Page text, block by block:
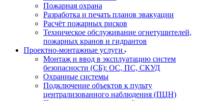
Пожарная охрана
Разработка и печать планов эвакуации
Расчёт пожарных рисков
Техническое обслуживание огнетушителей,
пожарных кранов и гидрантов
Проектно-монтажные услуги
Монтаж и ввод в эксплуатацию систем
безопасности (СБ): ОС, ПС, СКУД
Охранные системы
Подключение объектов к пульту
централизованного наблюдения (ПЦН)